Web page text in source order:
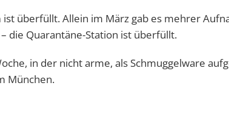
ist überfüllt. Allein im März gab es mehrer
die Quarantäne-Station ist überfüllt.
in der nicht arme, als Schmuggelware
München.